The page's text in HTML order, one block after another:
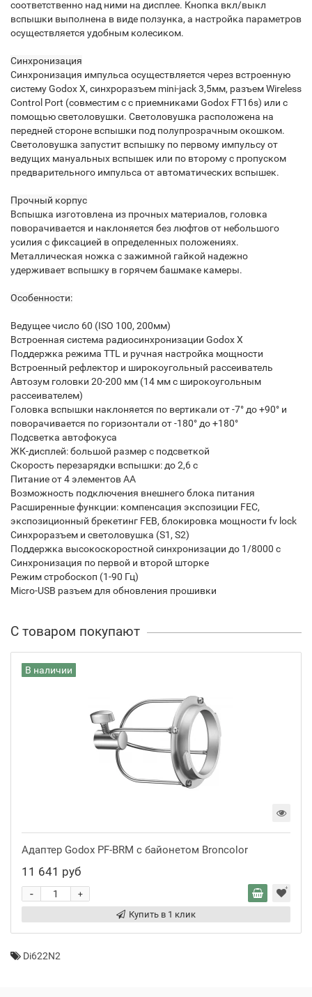
соответственно над ними на дисплее. Кнопка вкл/выкл
вспышки выполнена в виде ползунка, а настройка параметров
осуществляется удобным колесиком.
Синхронизация
Синхронизация импульса осуществляется через встроенную
систему Godox X, синхроразъем mini-jack 3,5мм, разъем Wireless
Control Port (совместим с с приемниками Godox FT16s) или с
помощью светоловушки. Светоловушка расположена на
передней стороне вспышки под полупрозрачным окошком.
Светоловушка запустит вспышку по первому импульсу от
ведущих мануальных вспышек или по второму с пропуском
предварительного импульса от автоматических вспышек.
Прочный корпус
Вспышка изготовлена из прочных материалов, головка
поворачивается и наклоняется без люфтов от небольшого
усилия с фиксацией в определенных положениях.
Металлическая ножка с зажимной гайкой надежно
удерживает вспышку в горячем башмаке камеры.
Особенности:
Ведущее число 60 (ISO 100, 200мм)
Встроенная система радиосинхронизации Godox X
Поддержка режима TTL и ручная настройка мощности
Встроенный рефлектор и широкоугольный рассеиватель
Автозум головки 20-200 мм (14 мм с широкоугольным
рассеивателем)
Головка вспышки наклоняется по вертикали от -7° до +90° и
поворачивается по горизонтали от -180° до +180°
Подсветка автофокуса
ЖК-дисплей: большой размер с подсветкой
Скорость перезарядки вспышки: до 2,6 с
Питание от 4 элементов АА
Возможность подключения внешнего блока питания
Расширенные функции: компенсация экспозиции FEC,
экспозиционный брекетинг FEB, блокировка мощности fv lock
Синхроразъем и светоловушка (S1, S2)
Поддержка высокоскоростной синхронизации до 1/8000 с
Синхронизация по первой и второй шторке
Режим стробоскоп (1-90 Гц)
Micro-USB разъем для обновления прошивки
С товаром покупают
В наличии
Адаптер Godox PF-BRM с байонетом Broncolor
11 641 руб
+
-
Купить в 1 клик
Di622N2